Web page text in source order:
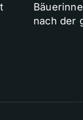
nach der